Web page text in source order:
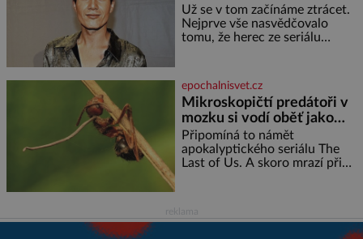
sebevědomé a prosperující
židovské komunity. Brněnská
Velká synagoga byla slavnostně
jiným!
Už se v tom začínáme ztrácet.
Nejprve vše nasvědčovalo
tomu, že herec ze seriálu
ředitelem školy Jiřím
Vymětalem (43) vrátí ke svému
bývalému p
epochalnisvet.cz
Mikroskopičtí predátoři v
mozku si vodí oběť jako
loutku
Připomíná to námět
apokalyptického seriálu The
Last of Us. A skoro mrazí při
že predátor dokáže ovládat jen